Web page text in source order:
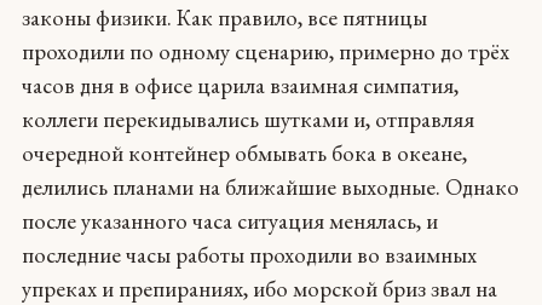
законы физики. Как правило, все пятницы
проходили по одному сценарию, примерно до трёх
часов дня в офисе царила взаимная симпатия,
коллеги перекидывались шутками и, отправляя
очередной контейнер обмывать бока в океане,
делились планами на ближайшие выходные. Однако
после указанного часа ситуация менялась, и
последние часы работы проходили во взаимных
упреках и препираниях, ибо морской бриз звал на